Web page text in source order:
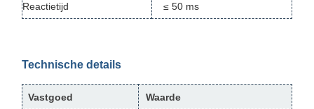
Reactietijd ≤ 50 ms
Technische details
Vastgoed Waarde